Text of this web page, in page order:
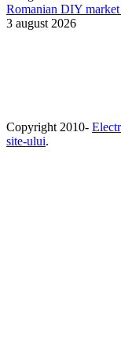
Romanian DIY
3 august 2026
Copyright 2010-
site-ului.